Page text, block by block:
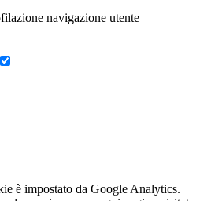
navigazione utente
è impostato da Google Analytics.